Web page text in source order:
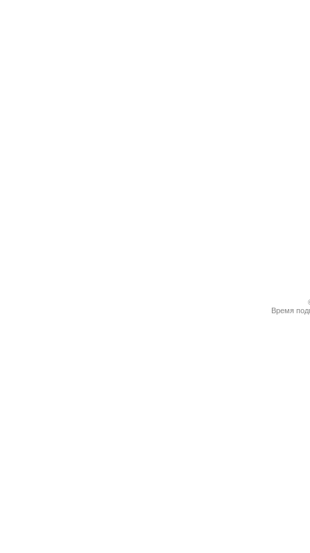
Время